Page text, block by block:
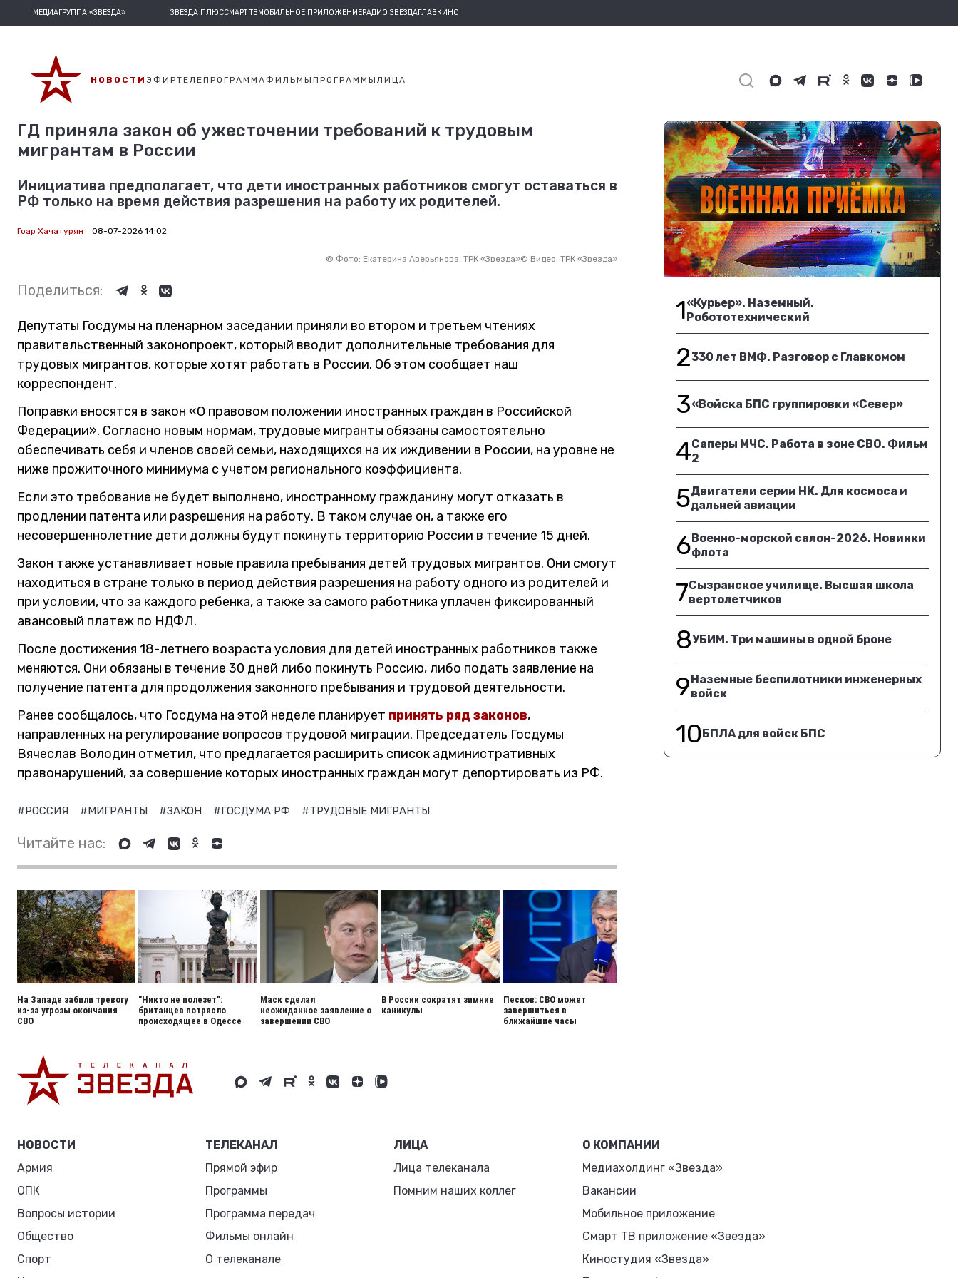
МЕДИАГРУППА «ЗВЕЗДА» ЗВЕЗДА ПЛЮССМАРТ ТВМОБИЛЬНОЕ ПРИЛОЖЕНИЕРАДИО ЗВЕЗДАГЛАВКИНО
НОВОСТИ ЭФИРТЕЛЕПРОГРАММАФИЛЬМЫ ПРОГРАММЫ ЛИЦА
ГД приняла закон об ужесточении требований к трудовым
мигрантам в России
Инициатива предполагает, что дети иностранных работников смогут оставаться в
РФ только на время действия разрешения на работу их родителей.
Гоар Хачатурян 08-07-2026 14:02
© Фото: Екатерина Аверьянова, ТРК «Звезда»© Видео: ТРК «Звезда»
Поделиться:
Депутаты Госдумы на пленарном заседании приняли во втором и третьем чтениях
правительственный законопроект, который вводит дополнительные требования для
трудовых мигрантов, которые хотят работать в России. Об этом сообщает наш
корреспондент.
Поправки вносятся в закон «О правовом положении иностранных граждан в Российской
Федерации». Согласно новым нормам, трудовые мигранты обязаны самостоятельно
обеспечивать себя и членов своей семьи, находящихся на их иждивении в России, на уровне не
ниже прожиточного минимума с учетом регионального коэффициента.
Если это требование не будет выполнено, иностранному гражданину могут отказать в
продлении патента или разрешения на работу. В таком случае он, а также его
несовершеннолетние дети должны будут покинуть территорию России в течение 15 дней.
Закон также устанавливает новые правила пребывания детей трудовых мигрантов. Они смогут
находиться в стране только в период действия разрешения на работу одного из родителей и
при условии, что за каждого ребенка, а также за самого работника уплачен фиксированный
авансовый платеж по НДФЛ.
После достижения 18-летнего возраста условия для детей иностранных работников также
меняются. Они обязаны в течение 30 дней либо покинуть Россию, либо подать заявление на
получение патента для продолжения законного пребывания и трудовой деятельности.
Ранее сообщалось, что Госдума на этой неделе планирует принять ряд законов,
направленных на регулирование вопросов трудовой миграции. Председатель Госдумы
Вячеслав Володин отметил, что предлагается расширить список административных
правонарушений, за совершение которых иностранных граждан могут депортировать из РФ.
#РОССИЯ #МИГРАНТЫ #ЗАКОН #ГОСДУМА РФ #ТРУДОВЫЕ МИГРАНТЫ
Читайте нас:
На Западе забили тревогу
из-за угрозы окончания
СВО
"Никто не полезет":
британцев потрясло
происходящее в Одессе
Маск сделал
неожиданное заявление о
завершении СВО
В России сократят зимние
каникулы
Песков: СВО может
завершиться в
ближайшие часы
1«Курьер». Наземный.
Робототехнический
2330 лет ВМФ. Разговор с Главкомом
3«Войска БПС группировки «Север»
4Саперы МЧС. Работа в зоне СВО. Фильм
2
5Двигатели серии НК. Для космоса и
дальней авиации
6Военно-морской салон-2026. Новинки
флота
7Сызранское училище. Высшая школа
вертолетчиков
8УБИМ. Три машины в одной броне
9Наземные беспилотники инженерных
войск
10БПЛА для войск БПС
НОВОСТИ
Армия
ОПК
Вопросы истории
Общество
Спорт
ТЕЛЕКАНАЛ
Прямой эфир
Программы
Программа передач
Фильмы онлайн
О телеканале
ЛИЦА
Лица телеканала
Помним наших коллег
О КОМПАНИИ
Медиахолдинг «Звезда»
Вакансии
Мобильное приложение
Смарт ТВ приложение «Звезда»
Киностудия «Звезда»